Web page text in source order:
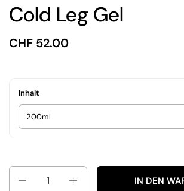
Cold Leg Gel
Preis:
CHF 52.00
Inhalt
Anzahl
IN DEN